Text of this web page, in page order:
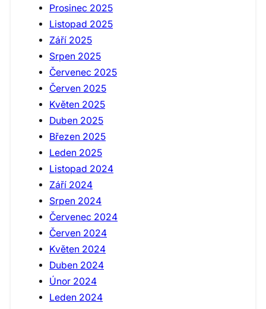
Prosinec 2025
Listopad 2025
Září 2025
Srpen 2025
Červenec 2025
Červen 2025
Květen 2025
Duben 2025
Březen 2025
Leden 2025
Listopad 2024
Září 2024
Srpen 2024
Červenec 2024
Červen 2024
Květen 2024
Duben 2024
Únor 2024
Leden 2024